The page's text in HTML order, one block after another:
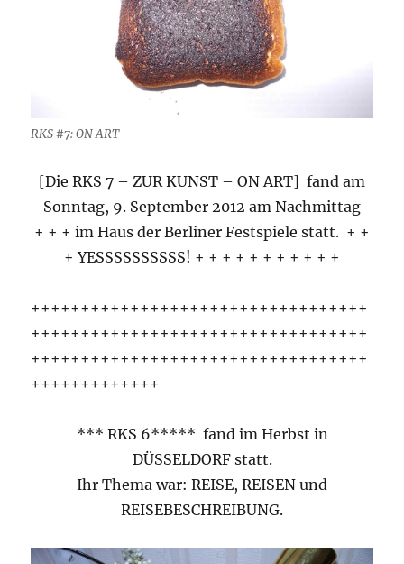
RKS #7: ON ART
[Die RKS 7 – ZUR KUNST – ON ART] fand am
Sonntag, 9. September 2012 am Nachmittag
+ + + im Haus der Berliner Festspiele statt. + +
+ YESSSSSSSSSS! + + + + + + + + + + +
++++++++++++++++++++++++++++++++++
++++++++++++++++++++++++++++++++++
++++++++++++++++++++++++++++++++++
+++++++++++++
*** RKS 6***** fand im Herbst in
DÜSSELDORF statt.
Ihr Thema war: REISE, REISEN und
REISEBESCHREIBUNG.